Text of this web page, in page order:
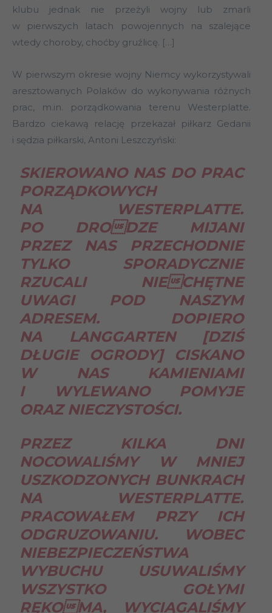
klubu jednak nie przeżyli wojny lub zmarli
w pierwszych latach powojennych na szalejące
wtedy choroby, choćby gruźlicę. […]
W pierwszym okresie wojny Niemcy wykorzystywali
aresztowanych Polaków do wykonywania różnych
prac, m.in. porządkowania terenu Westerplatte.
Bardzo ciekawą relację przekazał piłkarz Gedanii
i sędzia piłkarski, Antoni Leszczyński:
SKIEROWANO NAS DO PRAC
PORZĄDKOWYCH
NA WESTERPLATTE.
PO DRODZE MIJANI
PRZEZ NAS PRZECHODNIE
TYLKO SPORADYCZNIE
RZUCALI NIECHĘTNE
UWAGI POD NASZYM
ADRESEM. DOPIERO
NA LANGGARTEN [DZIŚ
DŁUGIE OGRODY] CISKANO
W NAS KAMIENIAMI
I WYLEWANO POMYJE
ORAZ NIECZYSTOŚCI.
PRZEZ KILKA DNI
NOCOWALIŚMY W MNIEJ
USZKODZONYCH BUNKRACH
NA WESTERPLATTE.
PRACOWAŁEM PRZY ICH
ODGRUZOWANIU. WOBEC
NIEBEZPIECZEŃSTWA
WYBUCHU USUWALIŚMY
WSZYSTKO GOŁYMI
RĘKOMA, WYCIĄGALIŚMY